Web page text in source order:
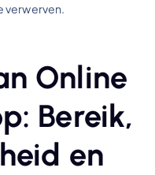
verwerven.
Online
Bereik,
en